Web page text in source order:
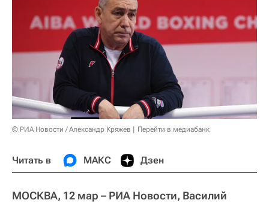
© РИА Новости / Александр Кряжев Перейти в медиабанк
Читать в МАКС Дзен
МОСКВА, 12 мар – РИА Новости, Василий